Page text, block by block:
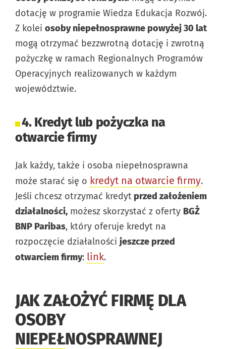
dotację w programie Wiedza Edukacja Rozwój.
Z kolei osoby niepełnosprawne powyżej 30 lat
mogą otrzymać bezzwrotną dotację i zwrotną
pożyczkę w ramach Regionalnych Programów
Operacyjnych realizowanych w każdym
województwie.
4. Kredyt lub pożyczka na
otwarcie firmy
Jak każdy, także i osoba niepełnosprawna
może starać się o kredyt na otwarcie firmy.
Jeśli chcesz otrzymać kredyt przed założeniem
działalności, możesz skorzystać z oferty BGŻ
BNP Paribas, który oferuje kredyt na
rozpoczęcie działalności jeszcze przed
otwarciem firmy: link.
JAK ZAŁOŻYĆ FIRMĘ DLA
OSOBY
NIEPEŁNOSPRAWNEJ